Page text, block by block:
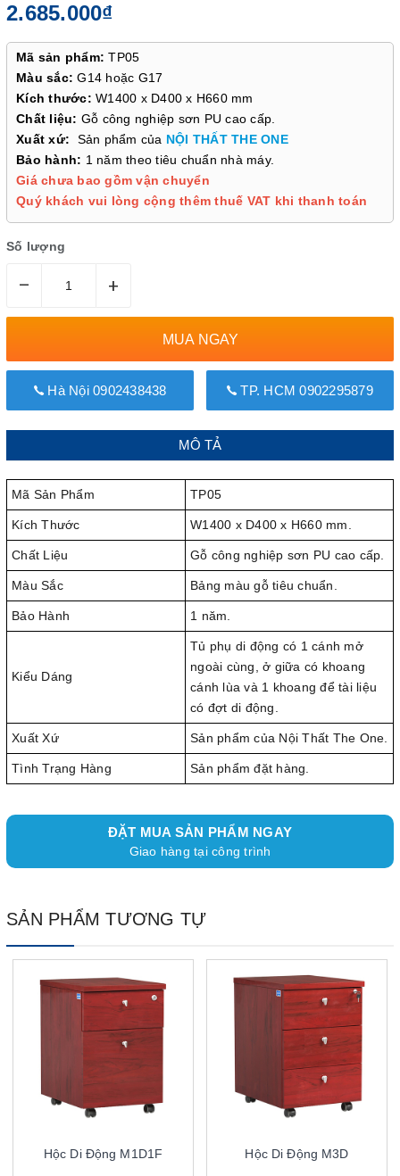
2.685.000₫
Mã sản phẩm:TP05
Màu sắc: G14 hoặc G17
Kích thước: W1400 x D400 x H660 mm
Chất liệu: Gỗ công nghiệp sơn PU cao cấp.
Xuất xứ:
Sản phẩm của NỘI THẤT THE ONE
Bảo hành: 1 năm theo tiêu chuẩn nhà máy.
Giá chưa bao gồm vận chuyển
Quý khách vui lòng cộng thêm thuế VAT khi thanh toán
Số lượng
– +
MUA NGAY
Hà Nội 0902438438 TP. HCM 0902295879
MÔ TẢ
Mã Sản Phẩm TP05
Kích Thước W1400 x D400 x H660 mm.
Chất Liệu Gỗ công nghiệp sơn PU cao cấp.
Màu Sắc Bảng màu gỗ tiêu chuẩn.
Bảo Hành 1 năm.
Kiểu Dáng
Tủ phụ di động có 1 cánh mở
ngoài cùng, ở giữa có khoang
cánh lùa và 1 khoang để tài liệu
có đợt di động.
Xuất Xứ Sản phẩm của Nội Thất The One.
Tình Trạng Hàng Sản phẩm đặt hàng.
ĐẶT MUA SẢN PHẨM NGAY
Giao hàng tại công trình
SẢN PHẨM TƯƠNG TỰ
Hộc Di Động M1D1F Hộc Di Động M3D